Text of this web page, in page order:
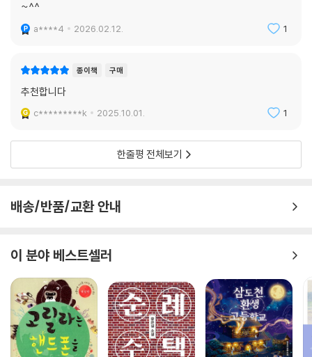
~^^
a****4 2026.02.12. 1
종이책 구매
추천합니다
c*********k 2025.10.01. 1
한줄평 전체보기
배송/반품/교환 안내
이 분야 베스트셀러